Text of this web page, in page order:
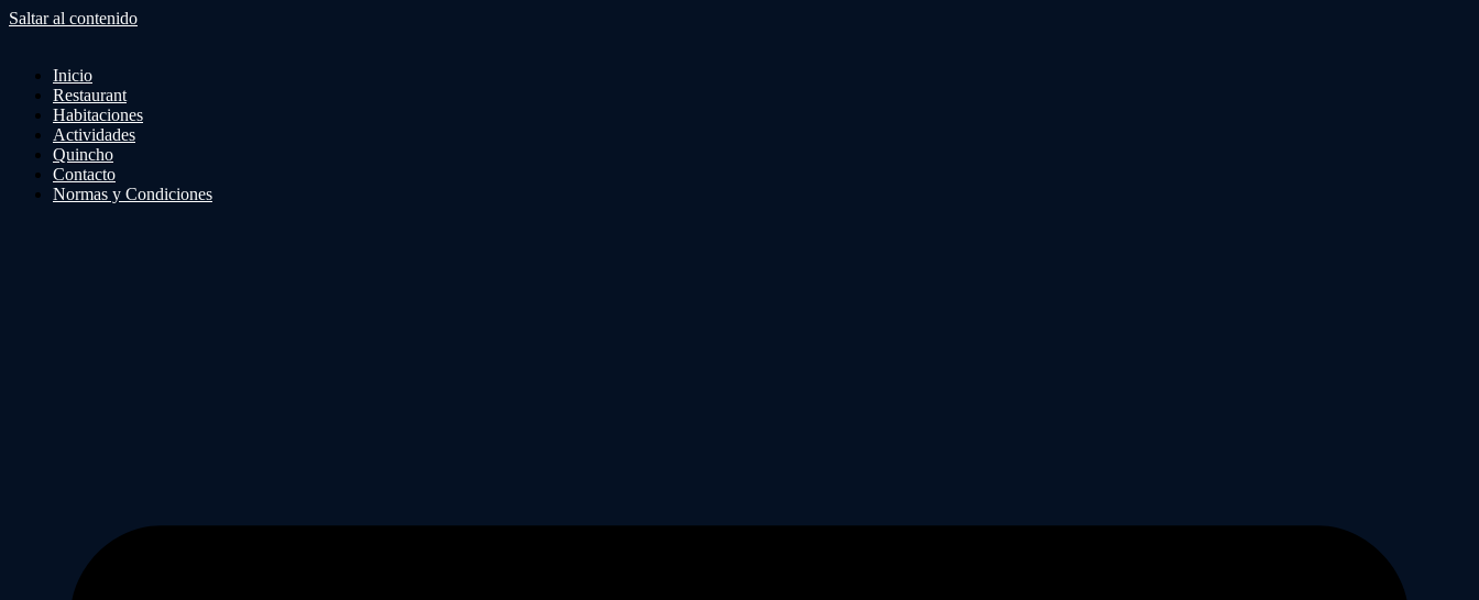
Saltar al contenido
Inicio
Restaurant
Habitaciones
Actividades
Quincho
Contacto
Normas y Condiciones